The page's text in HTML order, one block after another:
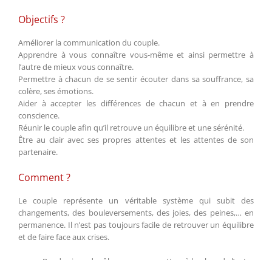
Objectifs ?
Améliorer la communication du couple.
Apprendre à vous connaître vous-même et ainsi permettre à
l’autre de mieux vous connaître.
Permettre à chacun de se sentir écouter dans sa souffrance, sa
colère, ses émotions.
Aider à accepter les différences de chacun et à en prendre
conscience.
Réunir le couple afin qu’il retrouve un équilibre et une sérénité.
Être au clair avec ses propres attentes et les attentes de son
partenaire.
Comment ?
Le couple représente un véritable système qui subit des
changements, des bouleversements, des joies, des peines,… en
permanence. Il n’est pas toujours facile de retrouver un équilibre
et de faire face aux crises.